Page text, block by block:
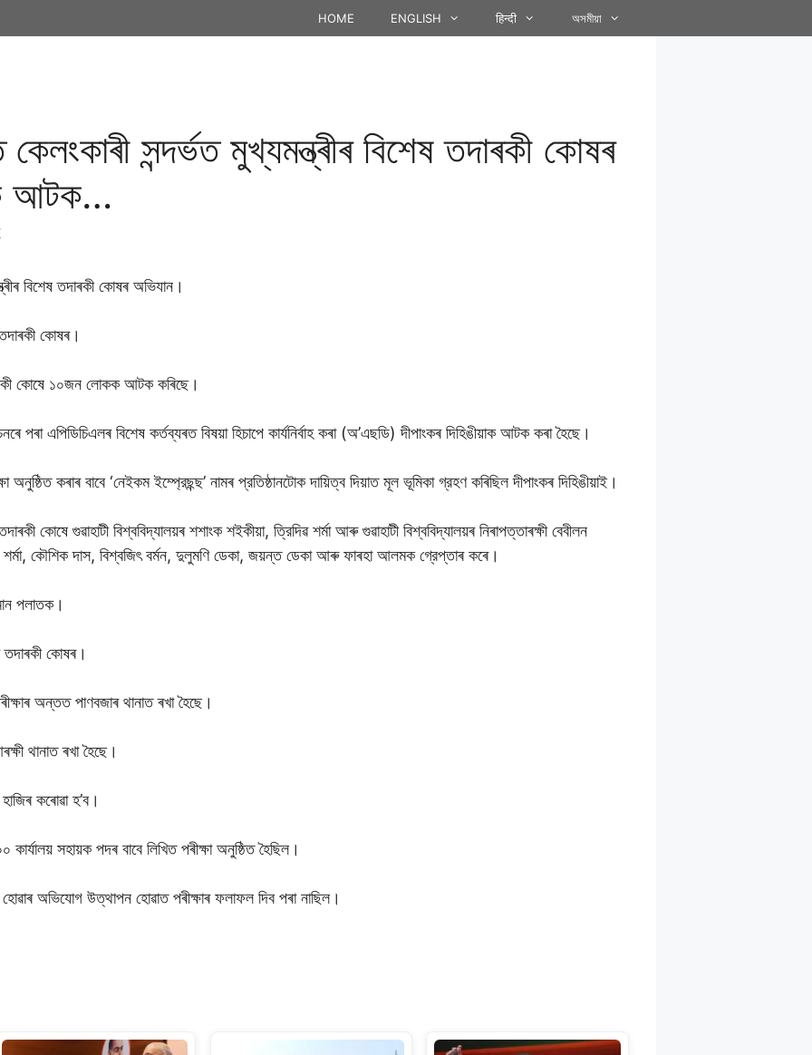
HOME ENGLISH हिन्दी অসমীয়া
সন্দৰ্ভত মুখ্যমন্ত্ৰীৰ বিশেষ তদাৰকী কোষৰ
আটক…
বিশেষ তদাৰকী কোষৰ অভিযান।
কোষৰ।
কোষে ১০জন লোকক আটক কৰিছে।
পৰা এপিডিচিএলৰ বিশেষ কৰ্তব্যৰত বিষয়া হিচাপে কার্যনির্বাহ কৰা (অ’এছডি) দীপাংকৰ দিহিঙীয়াক আটক কৰা হৈছে।
কৰাৰ বাবে ‘নেইকম ইম্প্রেছন্ছ’ নামৰ প্রতিষ্ঠানটোক দায়িত্ব দিয়াত মূল ভূমিকা গ্রহণ কৰিছিল দীপাংকৰ দিহিঙীয়াই।
কোষে গুৱাহাটী বিশ্ববিদ্যালয়ৰ শশাংক শইকীয়া, ত্রিদিৱ শৰ্মা আৰু গুৱাহাটী বিশ্ববিদ্যালয়ৰ নিৰাপত্তাৰক্ষী বেবীলন
কৌশিক দাস, বিশ্বজিৎ বৰ্মন, দুলুমণি ডেকা, জয়ন্ত ডেকা আৰু ফাৰহা আলমক গ্রেপ্তাৰ কৰে।
পলাতক।
তদাৰকী কোষৰ।
অন্তত পাণবজাৰ থানাত ৰখা হৈছে।
থানাত ৰখা হৈছে।
কৰোৱা হ’ব।
সহায়ক পদৰ বাবে লিখিত পৰীক্ষা অনুষ্ঠিত হৈছিল।
অভিযোগ উত্থাপন হোৱাত পৰীক্ষাৰ ফলাফল দিব পৰা নাছিল।
e